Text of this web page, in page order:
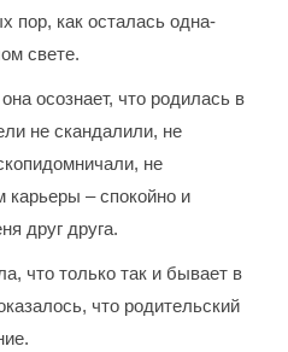
пор, как осталась одна-
свете.
осознает, что родилась в
не скандалили, не
не
– спокойно и
друг друга.
что только так и бывает в
что родительский